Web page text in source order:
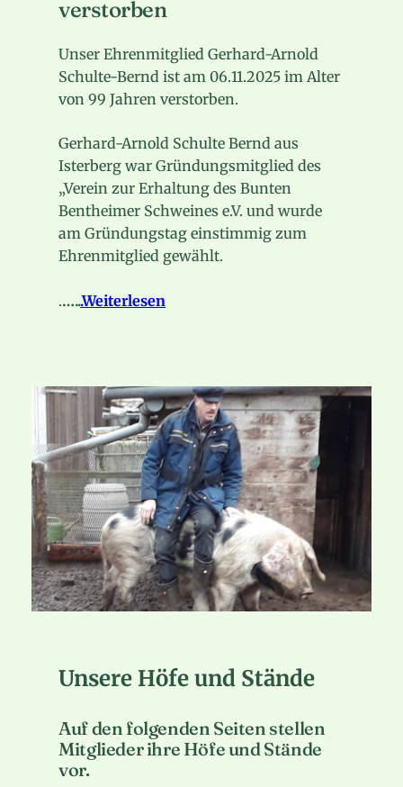
verstorben
Unser Ehrenmitglied Gerhard-Arnold
Schulte-Bernd ist am 06.11.2025 im Alter
von 99 Jahren verstorben.
Gerhard-Arnold Schulte Bernd aus
Isterberg war Gründungsmitglied des
„Verein zur Erhaltung des Bunten
Bentheimer Schweines e.V. und wurde
am Gründungstag einstimmig zum
Ehrenmitglied gewählt.
.…...Weiterlesen
Unsere Höfe und Stände
Auf den folgenden Seiten stellen
Mitglieder ihre Höfe und Stände
vor.